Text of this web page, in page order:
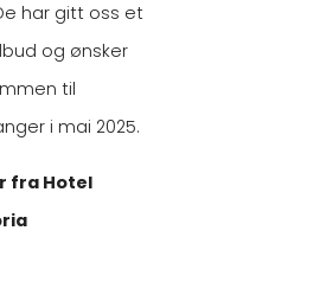
har gitt oss et
og ønsker
til
i mai 2025.
fra Hotel